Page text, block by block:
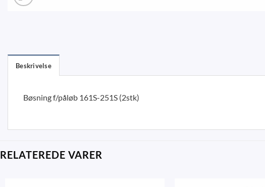
Beskrivelse
Bøsning f/påløb 161S-251S (2stk)
RELATEREDE VARER